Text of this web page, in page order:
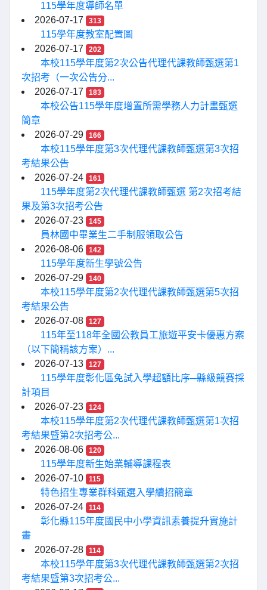
115學年度導師名單
2026-07-17
313
115學年度教室配置圖
2026-07-17
202
本校115學年度第2次公告代理代課教師甄選第1
次招考（一次公告分...
2026-07-17
183
本校公告115學年度增置所需學務人力計畫甄選
簡章
2026-07-29
166
本校115學年度第3次代理代課教師甄選第3次招
考結果公告
2026-07-24
161
115學年度第2次代理代課教師甄選 第2次招考結
果及第3次招考公告
2026-07-23
145
員林國中畢業生二手制服領取公告
2026-08-06
142
115學年度新生學號公告
2026-07-29
140
本校115學年度第2次代理代課教師甄選第5次招
考結果公告
2026-07-08
127
115年至118年全國公教員工旅遊平安卡優惠方案
（以下簡稱該方案）...
2026-07-13
127
115學年度彰化區免試入學超額比序─縣級競賽採
計項目
2026-07-23
124
本校115學年度第2次代理代課教師甄選第1次招
考結果暨第2次招考公...
2026-08-06
120
115學年度新生始業輔導課程表
2026-07-10
115
特色招生專業群科甄選入學續招簡章
2026-07-24
114
彰化縣115年度國民中小學資訊素養提升實施計
畫
2026-07-28
114
本校115學年度第3次代理代課教師甄選第2次招
考結果暨第3次招考公...